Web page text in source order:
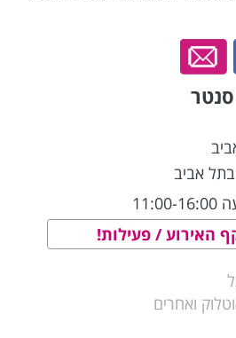
סנטר
בתל אביב
האירוע / פעילות!
ואחרים